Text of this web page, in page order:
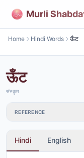
Murli
Home Hindi Words ऊँट
ऊँट
संस्कृत
REFERENCE
Hindi English